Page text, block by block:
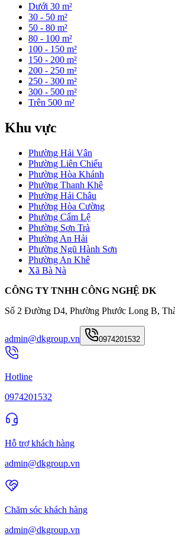
Dưới 30 m²
30 - 50 m²
50 - 80 m²
80 - 100 m²
100 - 150 m²
150 - 200 m²
200 - 250 m²
250 - 300 m²
300 - 500 m²
Trên 500 m²
Khu vực
Phường Hải Vân
Phường Liên Chiểu
Phường Hòa Khánh
Phường Thanh Khê
Phường Hải Châu
Phường Hòa Cường
Phường Cẩm Lệ
Phường Sơn Trà
Phường An Hải
Phường Ngũ Hành Sơn
Phường An Khê
Xã Bà Nà
CÔNG TY TNHH CÔNG NGHỆ DK
Số 2 Đường D4, Phường Phước Long B,
admin@dkgroup.vn 0974201532
Hotline
0974201532
Hỗ trợ khách hàng
admin@dkgroup.vn
Chăm sóc khách hàng
admin@dkgroup.vn